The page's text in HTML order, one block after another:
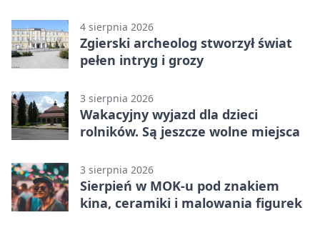
4 sierpnia 2026
Zgierski archeolog stworzył świat
pełen intryg i grozy
3 sierpnia 2026
Wakacyjny wyjazd dla dzieci
rolników. Są jeszcze wolne miejsca
3 sierpnia 2026
Sierpień w MOK-u pod znakiem
kina, ceramiki i malowania figurek